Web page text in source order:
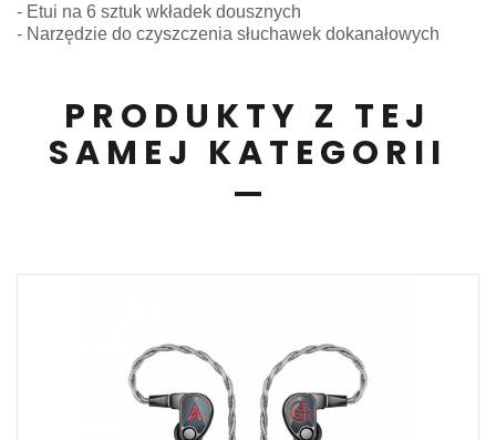
- Etui na 6 sztuk wkładek dousznych
- Narzędzie do czyszczenia słuchawek dokanałowych
PRODUKTY Z TEJ
SAMEJ KATEGORII